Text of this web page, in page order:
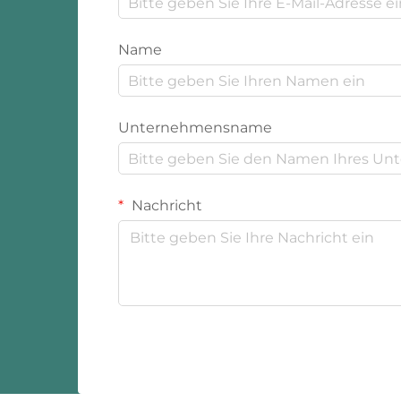
Name
Unternehmensname
Nachricht